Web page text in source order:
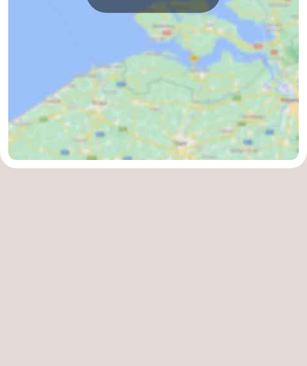
Uitkijkpunten
Attracties
-
Speeltuinen
-